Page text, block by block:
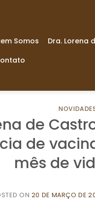
Somos Dra. Lorena
de
de
mês de
ON 20 DE MARÇO DE